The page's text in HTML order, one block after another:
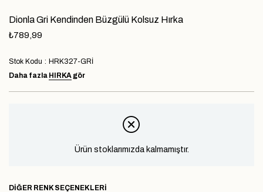
Dionla Gri Kendinden Büzgülü Kolsuz Hırka
₺789,99
Stok Kodu
HRK327-GRİ
Daha fazla HIRKA gör
Ürün stoklarımızda kalmamıştır.
DIĞER RENK SEÇENEKLERI